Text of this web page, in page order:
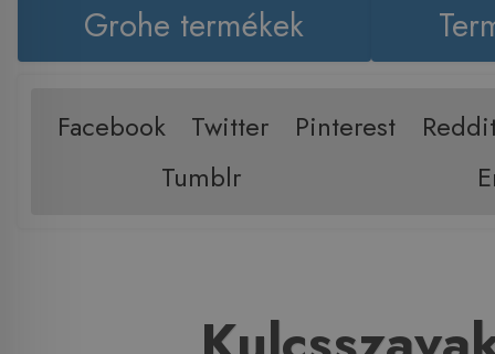
Grohe termékek
Facebook Twitter Pinterest
Tumblr